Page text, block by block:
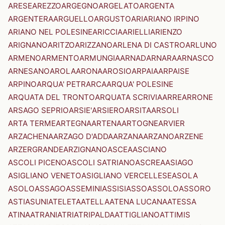
ARESEAREZZOARGEGNOARGELATOARGENTA
ARGENTERAARGUELLOARGUSTOARIARIANO IRPINO
ARIANO NEL POLESINEARICCIAARIELLIARIENZO
ARIGNANOARITZOARIZZANOARLENA DI CASTROARLUNO
ARMENOARMENTOARMUNGIAARNADARNARAARNASCO
ARNESANOAROLAARONAAROSIOARPAIAARPAISE
ARPINOARQUA' PETRARCAARQUA' POLESINE
ARQUATA DEL TRONTOARQUATA SCRIVIAARREARRONE
ARSAGO SEPRIOARSIE'ARSIEROARSITAARSOLI
ARTA TERMEARTEGNAARTENAARTOGNEARVIER
ARZACHENAARZAGO D'ADDAARZANAARZANOARZENE
ARZERGRANDEARZIGNANOASCEAASCIANO
ASCOLI PICENOASCOLI SATRIANOASCREAASIAGO
ASIGLIANO VENETOASIGLIANO VERCELLESEASOLA
ASOLOASSAGOASSEMINIASSISIASSOASSOLOASSORO
ASTIASUNIATELETAATELLAATENA LUCANAATESSA
ATINAATRANIATRIATRIPALDAATTIGLIANOATTIMIS